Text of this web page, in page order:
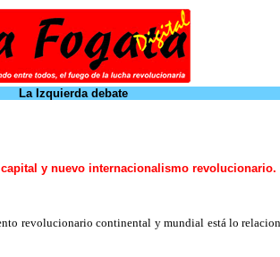
La Izquierda debate
y nuevo internacionalismo revolucionario.
revolucionario continental y mundial está lo